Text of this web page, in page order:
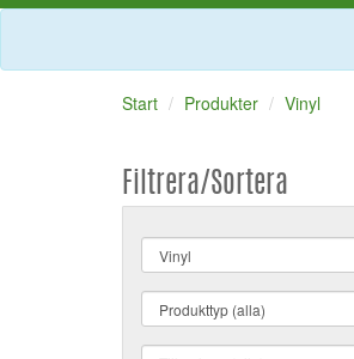
Start Produkter Vinyl
Filtrera/Sortera